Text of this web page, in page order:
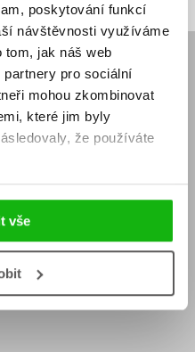
poskytování funkcí
návštěvnosti využíváme
tom, jak náš web
pro sociální
mohou zkombinovat
které jim byly
že používáte
vše
Knižní novinky
Dárkové poukazy
Affiliate program
Kontakty Albatros Media